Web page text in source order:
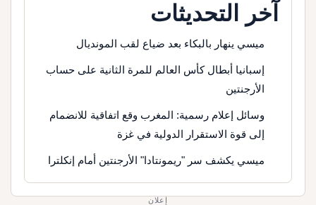
آخر التحديثات
ميسي ينهار بالبكاء بعد ضياع لقب المونديال
إسبانيا أبطال كأس العالم للمرة الثانية على حساب
الأرجنتين
وسائل إعلام رسمية: المغرب وقع اتفاقية للانضمام
إلى قوة الاستقرار الدولية في غزة
ميسي يكشف سر "ريمونتادا" الأرجنتين أمام إنكلترا
إعلان